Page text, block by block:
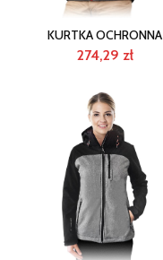
KURTKA OCHRONNA
274,29 zł